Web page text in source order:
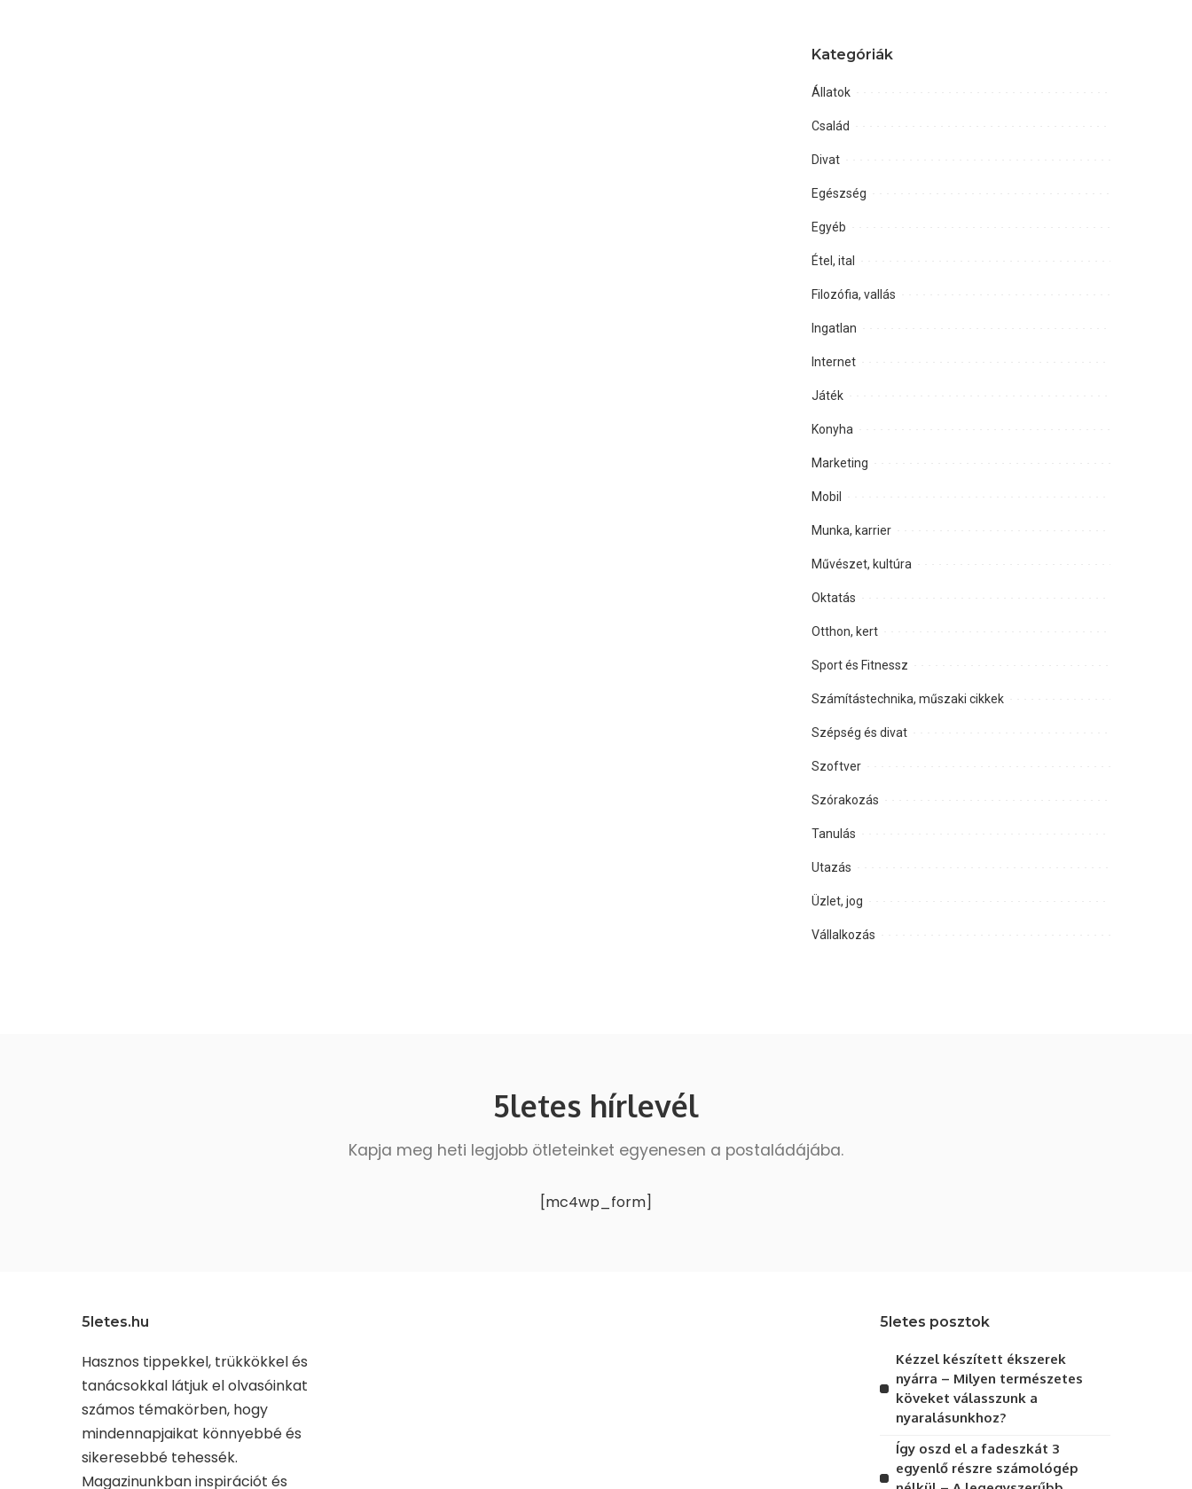
Kategóriák
Állatok
Család
Divat
Egészség
Egyéb
Étel, ital
Filozófia, vallás
Ingatlan
Internet
Játék
Konyha
Marketing
Mobil
Munka, karrier
Művészet, kultúra
Oktatás
Otthon, kert
Sport és Fitnessz
Számítástechnika, műszaki cikkek
Szépség és divat
Szoftver
Szórakozás
Tanulás
Utazás
Üzlet, jog
Vállalkozás
5letes hírlevél
Kapja meg heti legjobb ötleteinket egyenesen a postaládájába.
[mc4wp_form]
5letes.hu
Hasznos tippekkel, trükkökkel és
tanácsokkal látjuk el olvasóinkat
számos témakörben, hogy
mindennapjaikat könnyebbé és
sikeresebbé tehessék.
Magazinunkban inspirációt és
5letes posztok
Kézzel készített ékszerek
nyárra – Milyen természetes
köveket válasszunk a
nyaralásunkhoz?
Így oszd el a fadeszkát 3
egyenlő részre számológép